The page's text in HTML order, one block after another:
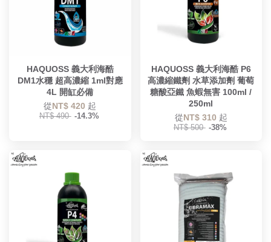
HAQUOSS 義大利海酷
DM1水穩 超高濃縮 1ml對應
4L 開缸必備
從NT$ 420 起
NT$ 490 -14.3%
HAQUOSS 義大利海酷 P6
高濃縮鐵劑 水草添加劑 葡萄
糖酸亞鐵 魚蝦無害 100ml /
250ml
從NT$ 310 起
NT$ 500 -38%